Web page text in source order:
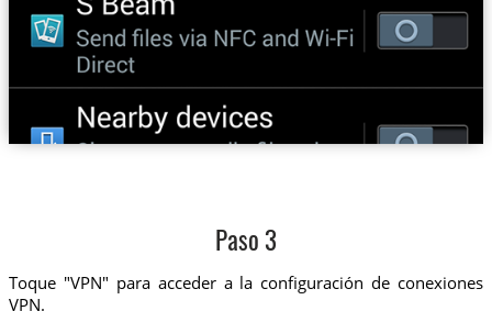
Paso 3
Toque "VPN" para acceder a la configuración de conexiones
VPN.